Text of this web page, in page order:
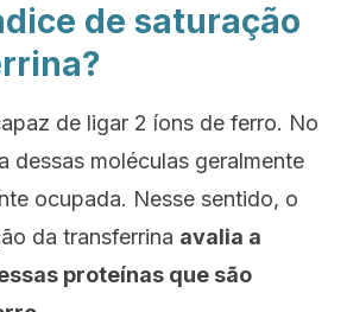
de saturação
de ligar 2 íons de ferro. No
dessas moléculas geralmente
ocupada. Nesse sentido, o
da transferrina avalia a
proteínas que são